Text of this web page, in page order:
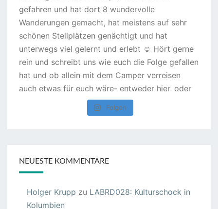
Folgen
NEUESTE KOMMENTARE
Holger Krupp zu LABRD028: Kulturschock in
Kolumbien